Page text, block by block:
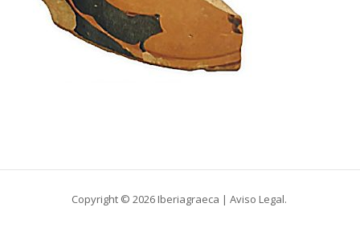
Copyright © 2026 Iberiagraeca | Aviso Legal.